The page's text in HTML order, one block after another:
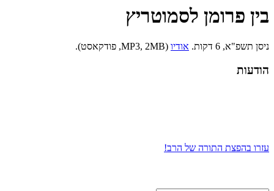
בין פרומן לסמוטריץ
ניסן תשפ"א, 6 דקות. אודיו (MP3, 2MB, פודקאסט).
הודעות
עזרו בהפצת התורה של הרב!